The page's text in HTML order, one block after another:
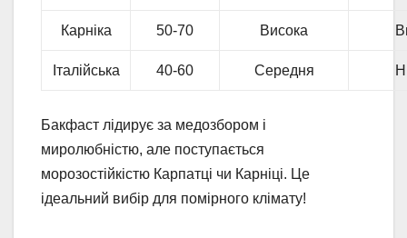
Карніка 50-70 Висока
Італійська 40-60 Середня
Бакфаст лідирує за медозбором і
миролюбністю, але поступається
морозостійкістю Карпатці чи Карніці. Це
ідеальний вибір для помірного клімату!